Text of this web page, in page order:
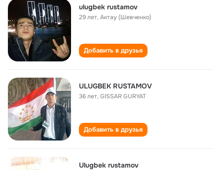
ulugbek rustamov
29 лет,Актау (Шевченко)
Добавить в друзья
ULUGBEK RUSTAMOV
36 лет,GISSAR GURYAT
Добавить в друзья
Ulugbek rustamov